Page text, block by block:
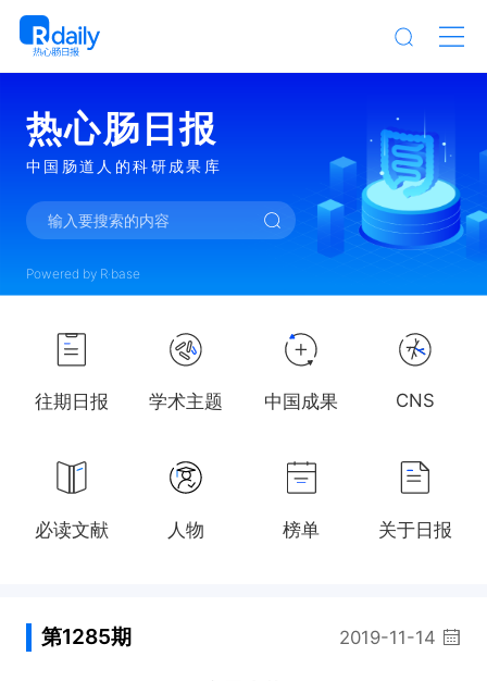
热心肠日报
中国肠道人的科研成果库
输入要搜索的内容
Powered by R·base
往期日报 学术主题 中国成果 CNS
必读文献 人物 榜单 关于日报
第1285期 2019-11-14